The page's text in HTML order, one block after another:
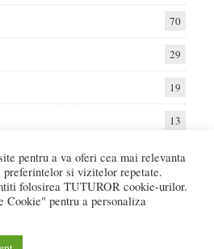
70
29
19
13
Diverse Sanatate
de servicii si produse din Romania. Recenzii
pentru a va oferi cea mai relevanta
preferintelor si vizitelor repetate.
folosirea TUTUROR cookie-urilor.
pentru a personaliza